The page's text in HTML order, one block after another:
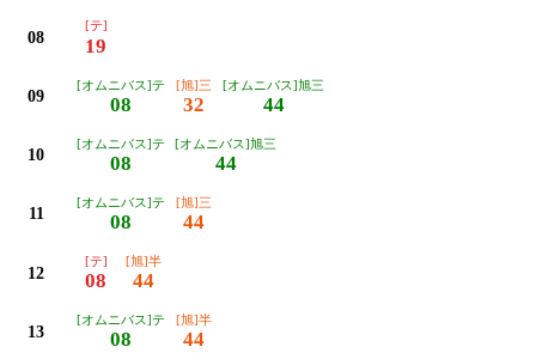
08
[テ]
19
09
[オムニバス]テ
08
[旭]三
32
[オムニバス]旭三
44
10
[オムニバス]テ
08
[オムニバス]旭三
44
11
[オムニバス]テ
08
[旭]三
44
12
[テ]
08
[旭]半
44
13
[オムニバス]テ
08
[旭]半
44